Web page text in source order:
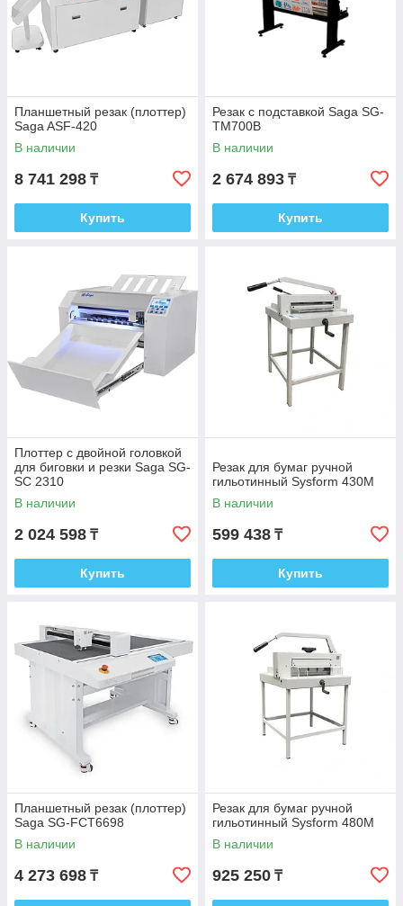
Планшетный резак (плоттер)
Saga ASF-420
В наличии
8 741 298 ₸
Купить
Резак с подставкой Saga SG-
TM700B
В наличии
2 674 893 ₸
Купить
Плоттер с двойной головкой
для биговки и резки Saga SG-
SC 2310
В наличии
2 024 598 ₸
Купить
Резак для бумаг ручной
гильотинный Sysform 430M
В наличии
599 438 ₸
Купить
Планшетный резак (плоттер)
Saga SG-FCT6698
В наличии
4 273 698 ₸
Резак для бумаг ручной
гильотинный Sysform 480M
В наличии
925 250 ₸